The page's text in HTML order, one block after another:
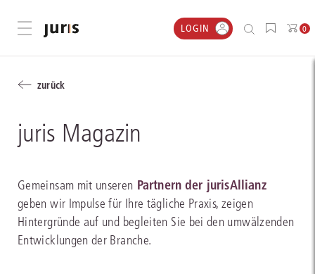
Menü öffnen LOGIN 0
zurück
juris Magazin
Gemeinsam mit unseren Partnern der jurisAllianz
geben wir Impulse für Ihre tägliche Praxis, zeigen
Hintergründe auf und begleiten Sie bei den umwälzenden
Entwicklungen der Branche.